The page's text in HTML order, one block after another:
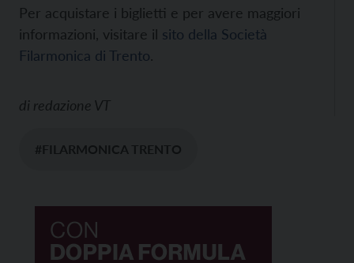
Per acquistare i biglietti e per avere maggiori
informazioni, visitare il sito della Società
Filarmonica di Trento.
di redazione VT
#FILARMONICA TRENTO